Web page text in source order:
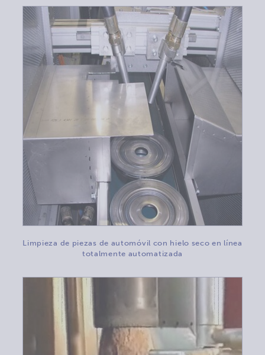
Limpieza de piezas de automóvil con hielo seco en línea
totalmente automatizada